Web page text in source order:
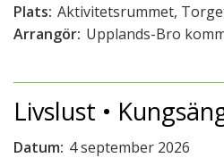
Plats: Aktivitetsrummet,
Arrangör: Upplands-Bro
Livslust •
Datum: 4 september 2026